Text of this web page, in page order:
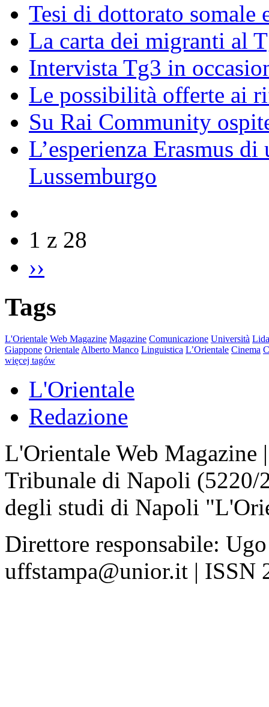
Tesi di dottorato somale
La carta dei migranti al
Intervista Tg3 in
Le possibilità offerte ai
Su Rai Community
L’esperienza Erasmus
Lussemburgo
1 z 28
››
Tags
L'Orientale Web Magazine Magazine Comunicazione Università
Giappone Orientale Alberto Manco Linguistica L’Orientale Cinema
więcej tagów
L'Orientale
Redazione
L'Orientale Web Magazine
Tribunale di Napoli
degli studi di Napoli
Direttore responsabile:
uffstampa@unior.it | ISSN